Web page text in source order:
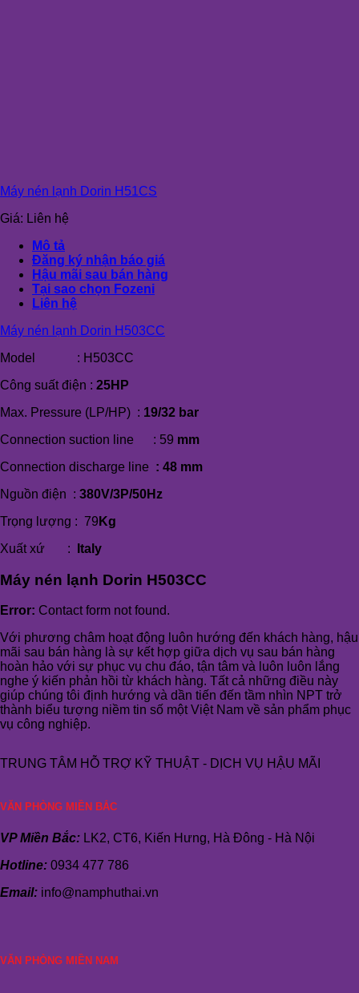
Máy nén lạnh Dorin H51CS
Giá: Liên hệ
Mô tả
Đăng ký nhận báo giá
Hậu mãi sau bán hàng
Tại sao chọn Fozeni
Liên hệ
Máy nén lạnh Dorin H503CC
Model : H503CC
Công suất điện : 25HP
Max. Pressure (LP/HP) : 19/32 bar
Connection suction line : 59 mm
Connection discharge line : 48 mm
Nguồn điện : 380V/3P/50Hz
Trọng lượng : 79 Kg
Xuất xứ :
Italy
Máy nén lạnh Dorin H503CC
Error: Contact form not found.
Với phương châm hoạt động luôn hướng đến khách hàng, hậu
mãi sau bán hàng là sự kết hợp giữa dịch vụ sau bán hàng
hoàn hảo với sự phục vụ chu đáo, tận tâm và luôn luôn lắng
nghe ý kiến phản hồi từ khách hàng. Tất cả những điều này
giúp chúng tôi định hướng và dần tiến đến tầm nhìn NPT trở
thành biểu tượng niềm tin số một Việt Nam về sản phẩm phục
vụ công nghiệp.
TRUNG TÂM HỖ TRỢ KỸ THUẬT - DỊCH VỤ HẬU MÃI
VĂN PHÒNG MIỀN BẮC
VP Miền Bắc: LK2, CT6, Kiến Hưng, Hà Đông - Hà Nội
Hotline: 0934 477 786
Email: info@namphuthai.vn
VĂN PHÒNG MIỀN NAM